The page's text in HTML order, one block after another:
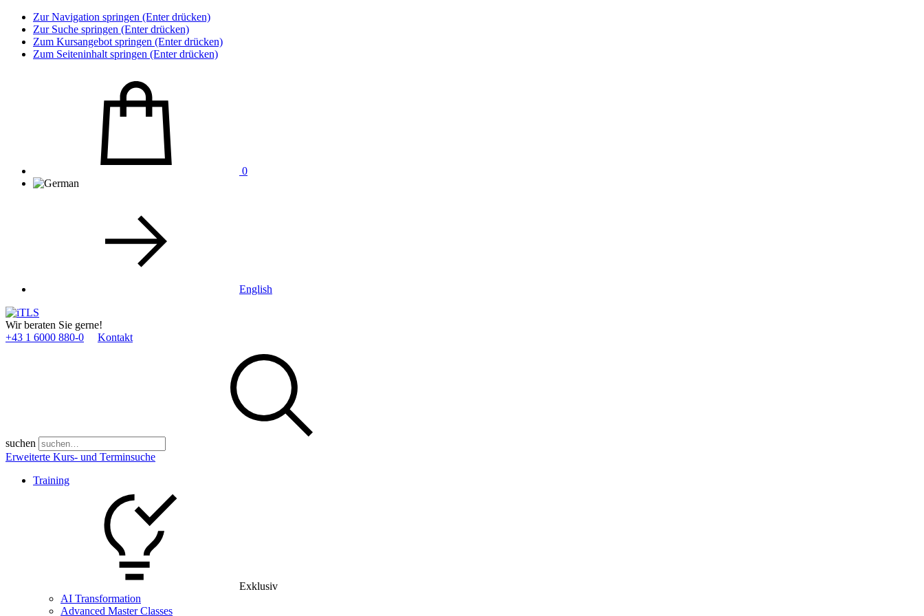
Zur Navigation springen (Enter drücken)
Zur Suche springen (Enter drücken)
Zum Kursangebot springen (Enter drücken)
Zum Seiteninhalt springen (Enter drücken)
0
English
Wir beraten Sie gerne!
+43 1 6000 880­-0
Kontakt
suchen
Erweiterte Kurs- und Terminsuche
Training
Exklusiv
AI Transformation
Advanced Master Classes